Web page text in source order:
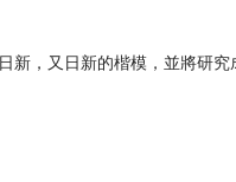
新，又日新的楷模，並將研究